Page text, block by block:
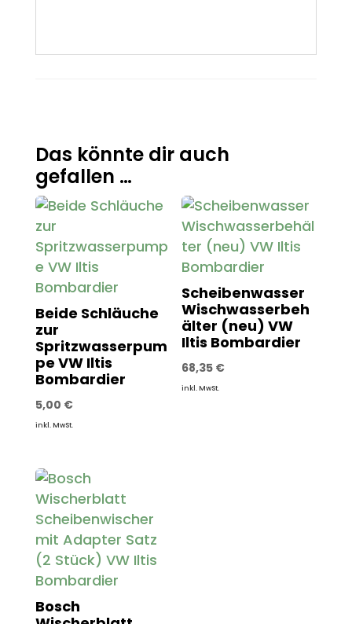
Das könnte dir auch
gefallen …
Beide Schläuche
zur
Spritzwasserpum
pe VW Iltis
Bombardier
5,00 €
inkl. MwSt.
Scheibenwasser
Wischwasserbeh
älter (neu) VW
Iltis Bombardier
68,35 €
inkl. MwSt.
Bosch